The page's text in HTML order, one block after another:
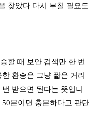
찾았다 다시 부칠 필요도
할 때 보안 검색만 한 번
환승은 그냥 짧은 거리
받으면 된다는 뜻입니
분이면 충분하다고 판단